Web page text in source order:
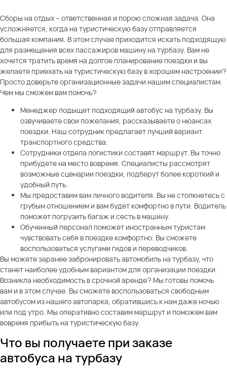
Сборы на отдых – ответственная и порою сложная задача. Она
усложняется, когда на туристическую базу отправляется
большая компания. В этом случае приходится искать подходящую
для размещения всех пассажиров машину на турбазу. Вам не
хочется тратить время на долгое планирование поездки и вы
желаете приехать на туристическую базу в хорошем настроении?
Просто доверьте организационные задачи нашим специалистам.
Чем мы сможем вам помочь?
Менеджер подыщет подходящий автобус на турбазу. Вы
озвучиваете свои пожелания, рассказываете о нюансах
поездки. Наш сотрудник предлагает лучший вариант
транспортного средства.
Сотрудники отдела логистики составят маршрут. Вы точно
прибудете на место вовремя. Специалисты рассмотрят
возможные сценарии поездки, подберут более короткий и
удобный путь.
Мы предоставим вам личного водителя. Вы не столкнетесь с
грубым отношением и вам будет комфортно в пути. Водитель
поможет погрузить багаж и сесть в машину.
Обученный персонал поможет иностранным туристам
чувствовать себя в поездке комфортно. Вы сможете
воспользоваться услугами гидов и переводчиков.
Вы можете заранее забронировать автомобиль на турбазу, что
станет наиболее удобным вариантом для организации поездки.
Возникла необходимость в срочной аренде? Мы готовы помочь
вам и в этом случае. Вы сможете воспользоваться свободным
автобусом из нашего автопарка, обратившись к нам даже ночью
или под утро. Мы оперативно составим маршрут и поможем вам
вовремя прибыть на туристическую базу.
Что вы получаете при заказе
автобуса на турбазу